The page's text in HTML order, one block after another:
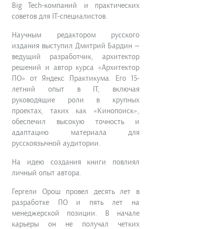
Big Tech-компаний и практических
советов для IT-специалистов.
Научным редактором русского
издания выступил Дмитрий Бардин —
ведущий разработчик, архитектор
решений и автор курса «Архитектор
ПО» от Яндекс Практикума. Его 15-
летний опыт в IT, включая
руководящие роли в крупных
проектах, таких как «Кинопоиск»,
обеспечил высокую точность и
адаптацию материала для
русскоязычной аудитории.
На идею создания книги повлиял
личный опыт автора.
Гергели Орош провел десять лет в
разработке ПО и пять лет на
менеджерской позиции. В начале
карьеры он не получал четких